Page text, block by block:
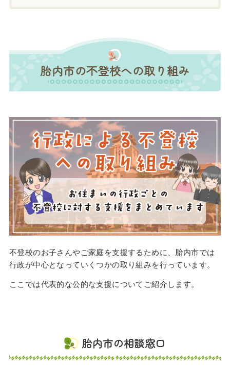
胎内市の不登校への取り組み
不登校のお子さんやご家庭を支援するために、胎内市では
行政が中心となっていくつかの取り組みを行っています。
ここでは代表的な公的な支援についてご紹介します。
胎内市の相談窓口